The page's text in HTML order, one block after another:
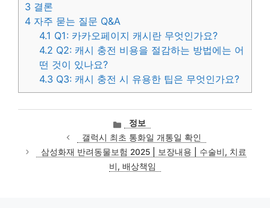
3 결론
4 자주 묻는 질문 Q&A
4.1 Q1: 카카오페이지 캐시란 무엇인가요?
4.2 Q2: 캐시 충전 비용을 절감하는 방법에는 어
떤 것이 있나요?
4.3 Q3: 캐시 충전 시 유용한 팁은 무엇인가요?
카
테
고
리
정보
갤럭시 최초 통화일 개통일 확인
삼성화재 반려동물보험 2025 | 보장내용 | 수술비, 치료
비, 배상책임